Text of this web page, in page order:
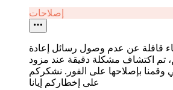
إصلاحات
قافلة عن عدم وصول رسائل إعادة
تم اكتشاف مشكلة دقيقة عند مزود
وقمنا بإصلاحها على الفور. نشكركم
على إخطاركم إيانا